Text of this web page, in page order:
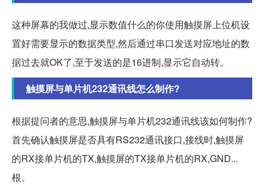
这种屏幕的我做过,显示数值什么的你使用触摸屏上位机设
置好需要显示的数据类型,然后通过串口发送对应地址的数
据过去就OK了,至于发送的是16进制,显示它自动转。
触摸屏与单片机232通讯线怎么制作?
根据提问者的意思,触摸屏与单片机232通讯线该如何制作?
首先确认触摸屏是否具有RS232通讯接口,接线时,触摸屏
的RX接单片机的TX,触摸屏的TX接单片机的RX,GND...
根。